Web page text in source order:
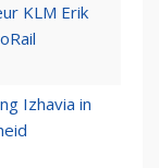
KLM Erik
Izhavia in